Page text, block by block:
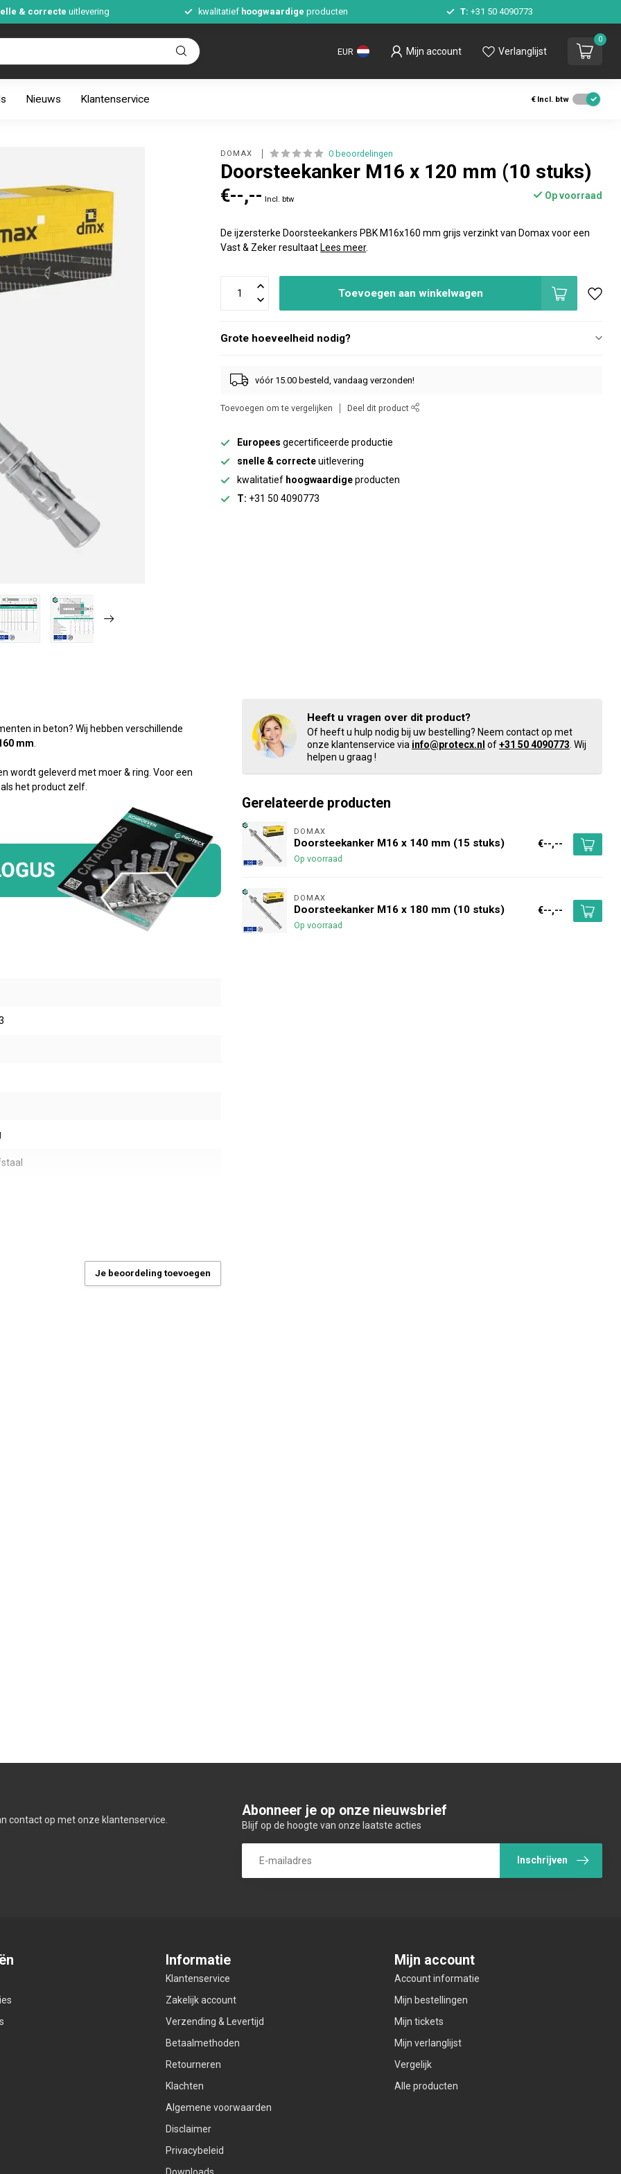
& correcte uitlevering kwalitatief hoogwaardige producten T: +31 50 4090773
EUR Mijn account Verlanglijst
0
Nieuws Klantenservice € Incl. btw
DOMAX 0 beoordelingen
Doorsteekanker M16 x 120 mm (10 stuks)
€--,-- Incl. btw Op voorraad
De ijzersterke Doorsteekankers PBK M16x160 mm grijs verzinkt van Domax voor een
Vast & Zeker resultaat Lees meer.
Toevoegen aan winkelwagen
Grote hoeveelheid nodig?
vóór 15.00 besteld, vandaag verzonden!
Toevoegen om te vergelijken Deel dit product
Europees gecertificeerde productie
snelle & correcteuitlevering
kwalitatief hoogwaardigeproducten
T: +31 50 4090773
in beton? Wij hebben verschillende
mm
wordt geleverd met moer & ring. Voor een
het product zelf.
Je beoordeling toevoegen
Heeft u vragen over dit product?
Of heeft u hulp nodig bij uw bestelling? Neem contact op met
onze klantenservice via info@protecx.nl of+31 50 4090773 . Wij
helpen u graag !
Gerelateerde producten
DOMAX
Doorsteekanker M16 x 140 mm (15 stuks)
Op voorraad
€--,--
DOMAX
Doorsteekanker M16 x 180 mm (10 stuks)
Op voorraad
€--,--
contact op met onze klantenservice.
Abonneer je op onze nieuwsbrief
Blijf op de hoogte van onze laatste acties
Inschrijven
Informatie
Klantenservice
Zakelijk account
Verzending & Levertijd
Betaalmethoden
Retourneren
Klachten
Algemene voorwaarden
Disclaimer
Privacybeleid
Downloads
Mijn account
Account informatie
Mijn bestellingen
Mijn tickets
Mijn verlanglijst
Vergelijk
Alle producten